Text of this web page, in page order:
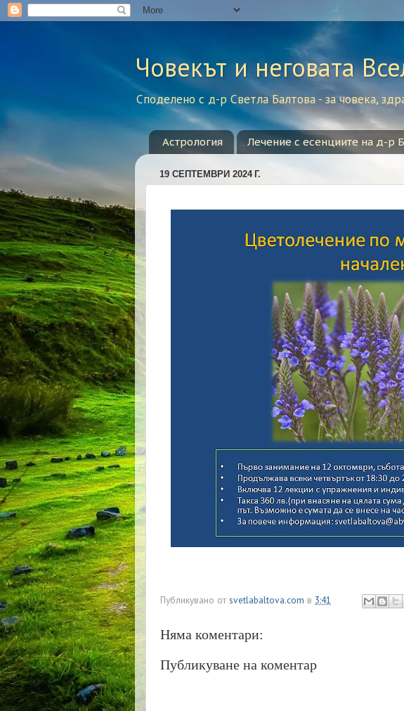
Човекът и неговата
Споделено с д-р Светла Балтова - за човека,
Астрология Лечение с есенциите на д-р
19 СЕПТЕМВРИ 2024 Г.
Публикувано от svetlabaltova.com в 3:41
Няма коментари:
Публикуване на коментар